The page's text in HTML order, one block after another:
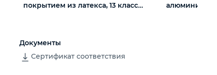
покрытием из латекса, 13 класс
Документы
Сертификат соответствия